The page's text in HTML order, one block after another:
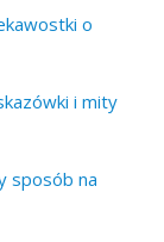
o
i mity
sposób na